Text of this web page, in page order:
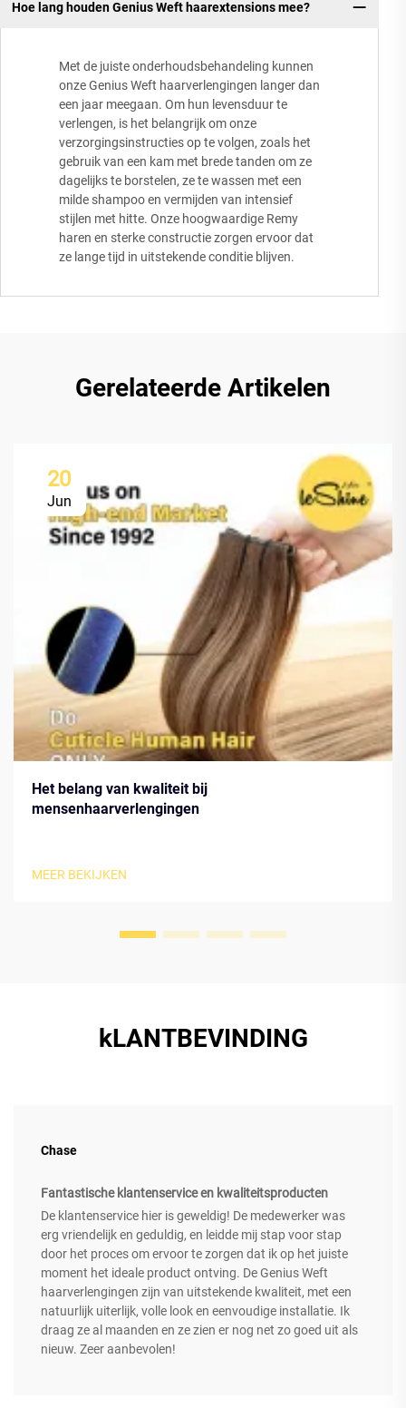
Hoe lang houden Genius Weft haarextensions mee?
Met de juiste onderhoudsbehandeling kunnen
onze Genius Weft haarverlengingen langer dan
een jaar meegaan. Om hun levensduur te
verlengen, is het belangrijk om onze
verzorgingsinstructies op te volgen, zoals het
gebruik van een kam met brede tanden om ze
dagelijks te borstelen, ze te wassen met een
milde shampoo en vermijden van intensief
stijlen met hitte. Onze hoogwaardige Remy
haren en sterke constructie zorgen ervoor dat
ze lange tijd in uitstekende conditie blijven.
Gerelateerde Artikelen
20
Jun
Het belang van kwaliteit bij
mensenhaarverlengingen
MEER BEKIJKEN
kLANTBEVINDING
Chase
Fantastische klantenservice en kwaliteitsproducten
De klantenservice hier is geweldig! De medewerker was
erg vriendelijk en geduldig, en leidde mij stap voor stap
door het proces om ervoor te zorgen dat ik op het juiste
moment het ideale product ontving. De Genius Weft
haarverlengingen zijn van uitstekende kwaliteit, met een
natuurlijk uiterlijk, volle look en eenvoudige installatie. Ik
draag ze al maanden en ze zien er nog net zo goed uit als
nieuw. Zeer aanbevolen!